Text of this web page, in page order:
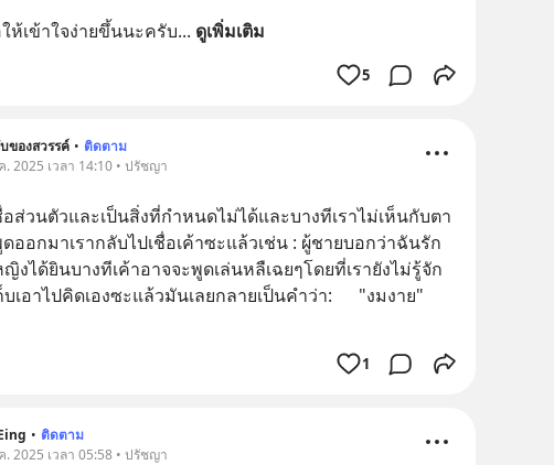
ห้เข้าใจง่ายขึ้นนะครับ... ดูเพิ่มเติม
5
ของสวรรค์ • ติดตาม
. 2025 เวลา 14:10 • ปรัชญา
อส่วนตัวและเป็นสิ่งที่กำหนดไม่ได้และบางทีเราไม่เห็นกับตา
ออกมาเรากลับไปเชื่อเค้าซะแล้วเช่น : ผู้ชายบอกว่าฉันรัก
งได้ยินบางทีเค้าอาจจะพูดเล่นหลืเฉยๆโดยที่เรายังไม่รู้จัก
บเอาไปคิดเองซะแล้วมันเลยกลายเป็นคำว่า:      "งมงาย"
1
• ติดตาม
. 2025 เวลา 05:58 • ปรัชญา